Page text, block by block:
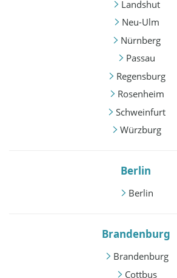
Landshut
Neu-Ulm
Nürnberg
Passau
Regensburg
Rosenheim
Schweinfurt
Würzburg
Berlin
Berlin
Brandenburg
Brandenburg
Cottbus